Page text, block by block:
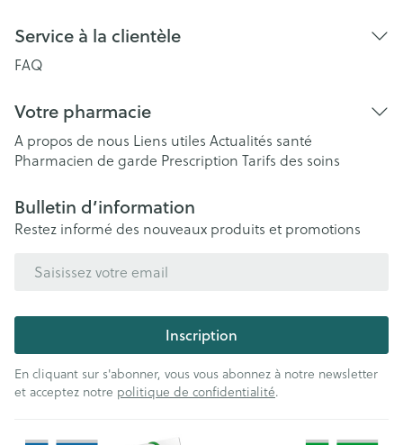
Service à la clientèle
FAQ
Votre pharmacie
A propos de nous Liens utiles Actualités santé
Pharmacien de garde Prescription Tarifs des soins
Bulletin d’information
Restez informé des nouveaux produits et promotions
Inscription
En cliquant sur s'abonner, vous vous abonnez à notre newsletter
et acceptez notre politique de confidentialité.